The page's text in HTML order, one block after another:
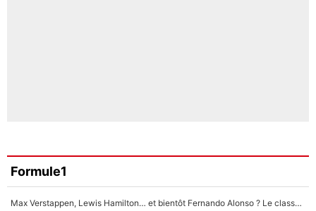
Formule1
Max Verstappen, Lewis Hamilton… et bientôt Fernando Alonso ? Le classement des pilotes les mieux payés en Formule 1 risque de changer !